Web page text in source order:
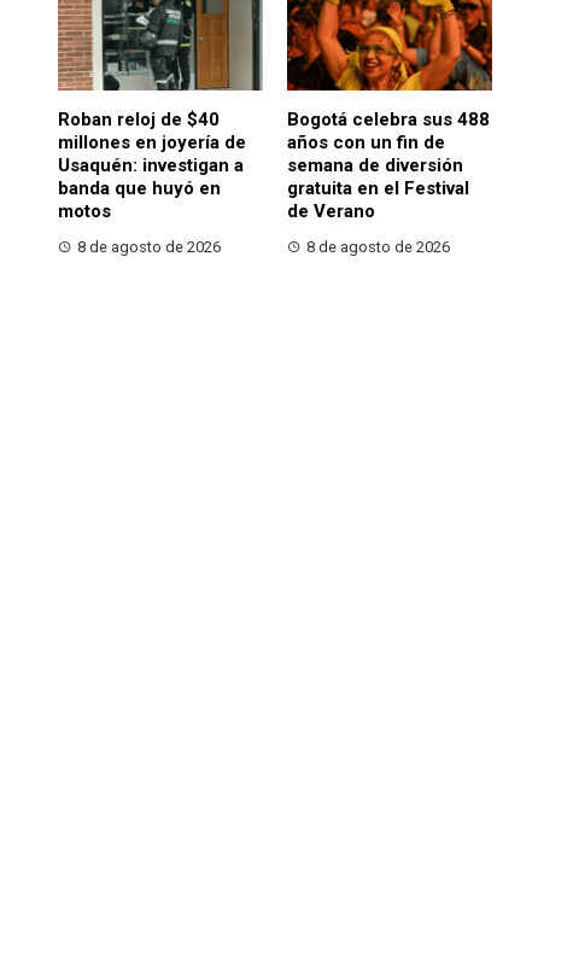
Roban reloj de $40
millones en joyería de
Usaquén: investigan a
banda que huyó en
motos
8 de agosto de 2026
Bogotá celebra sus 488
años con un fin de
semana de diversión
gratuita en el Festival
de Verano
8 de agosto de 2026